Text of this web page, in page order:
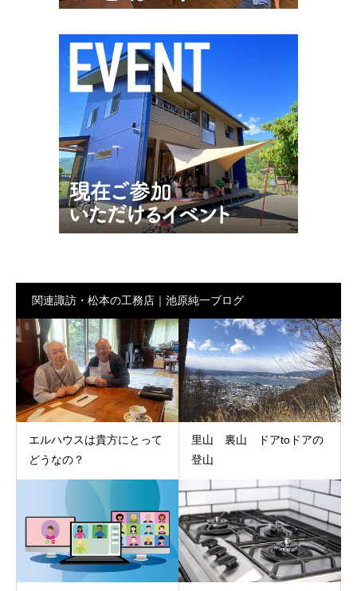
関連諏訪・松本の工務店｜池原純一ブログ
エルハウスは貴方にとって
どうなの？
里山 裏山 ドアtoドアの
登山